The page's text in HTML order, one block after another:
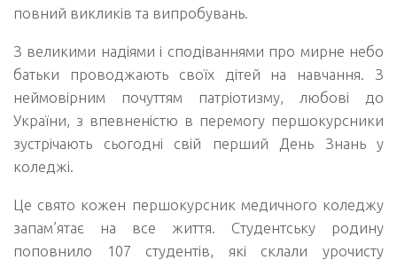
повний викликів та випробувань.
З великими надіями і сподіваннями про мирне небо
батьки проводжають своїх дітей на навчання. З
неймовірним почуттям патріотизму, любові до
України, з впевненістю в перемогу першокурсники
зустрічають сьогодні свій перший День Знань у
коледжі.
Це свято кожен першокурсник медичного коледжу
запам’ятає на все життя. Студентську родину
поповнило 107 студентів, які склали урочисту